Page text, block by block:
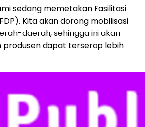
sedang memetakan Fasilitasi
Kita akan dorong mobilisasi
daerah, sehingga ini akan
dapat terserap lebih